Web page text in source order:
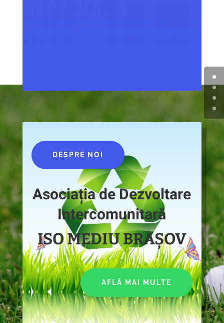
DESPRE NOI
Asociația de Dezvoltare
Intercomunitară
ISO MEDIU BRAȘOV
AFLĂ MAI MULTE